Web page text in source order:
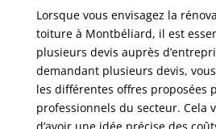
Lorsque vous envisagez la
toiture à Montbéliard, il est
plusieurs devis auprès
demandant plusieurs devis,
les différentes offres proposées
professionnels du secteur. Cela